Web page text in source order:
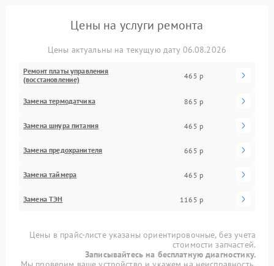
Цены на услуги ремонта
Цены актуальны на текущую дату 06.08.2026
Ремонт платы управления
(восстановление)
465 р
Замена термодатчика 865 р
Замена шнура питания 465 р
Замена предохранителя 665 р
Замена таймера 465 р
Замена ТЭН 1165 р
Цены в прайс-листе указаны ориентировочные, без учета
стоимости запчастей.
Записывайтесь на бесплатную диагностику.